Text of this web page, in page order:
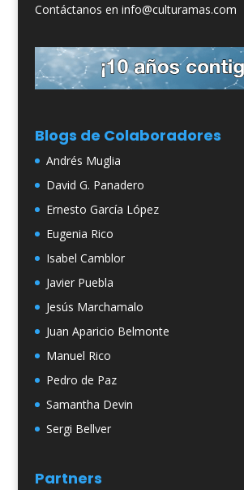
Contáctanos en info@culturamas.com
Blogs de Colaboradores
Andrés Muglia
David G. Panadero
Ernesto García López
Eugenia Rico
Isabel Camblor
Javier Puebla
Jesús Marchamalo
Juan Aparicio Belmonte
Manuel Rico
Pedro de Paz
Samantha Devin
Sergi Bellver
Partners